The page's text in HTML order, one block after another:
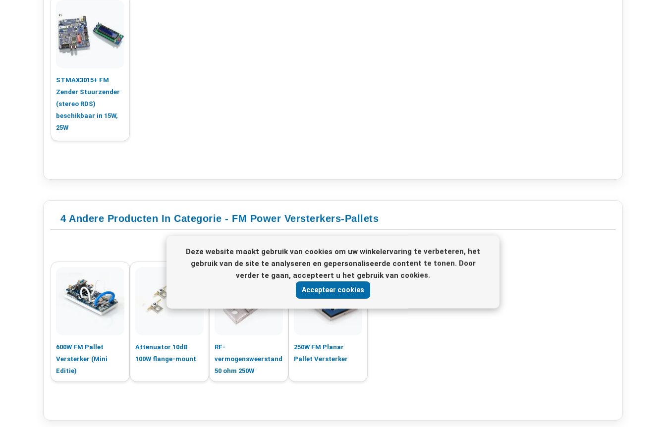
Deze website maakt gebruik van cookies om uw winkelervaring te verbeteren, het
gebruik van de site te analyseren en gepersonaliseerde content te tonen. Door
verder te gaan, accepteert u het gebruik van cookies.
Accepteer cookies
STMAX3015+ FM
Zender Stuurzender
(stereo RDS)
beschikbaar in 15W,
25W
4 Andere Producten In Categorie - FM Power Versterkers-Pallets
600W FM Pallet
Versterker (Mini
Editie)
Attenuator 10dB
100W flange-mount
RF-
vermogensweerstand
50 ohm 250W
250W FM Planar
Pallet Versterker